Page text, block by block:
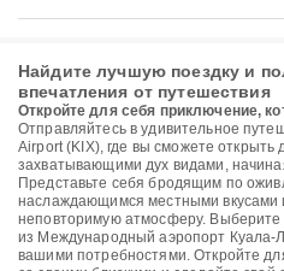
Найдите лучшую поездку и
впечатления от путешествия
Откройте для себя приключение,
Отправляйтесь в удивительное
Airport (KIX), где вы сможете открыть
захватывающими дух видами,
Представьте себя бродящим по
наслаждающимся местными вкусами
неповторимую атмосферу.
из Международный аэропорт Куала-
вашими потребностями. Откройте